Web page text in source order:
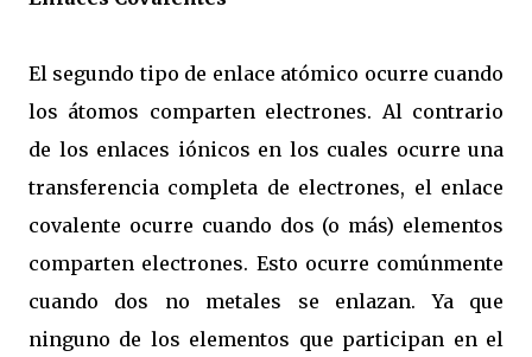
El segundo tipo de enlace atómico ocurre cuando
los átomos comparten electrones. Al contrario
de los enlaces iónicos en los cuales ocurre una
transferencia completa de electrones, el enlace
covalente ocurre cuando dos (o más) elementos
comparten electrones. Esto ocurre comúnmente
cuando dos no metales se enlazan. Ya que
ninguno de los elementos que participan en el